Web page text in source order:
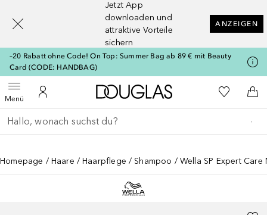
Jetzt App
downloaden und
attraktive Vorteile
sichern
ANZEIGEN
–20 Rabatt ohne Code! On Top: Summer Bag ab 89 € mit Beauty
Card (CODE: HANDBAG)
MenüMenü öffnenZu Meinem Kundenkonto
Zur Douglas Startseite
Zu Meiner
Gehe zurück
Suche ausführen
Homepage Haare Haarpflege Shampoo Wella SP Expert
[navigation.slideout.screenreader]